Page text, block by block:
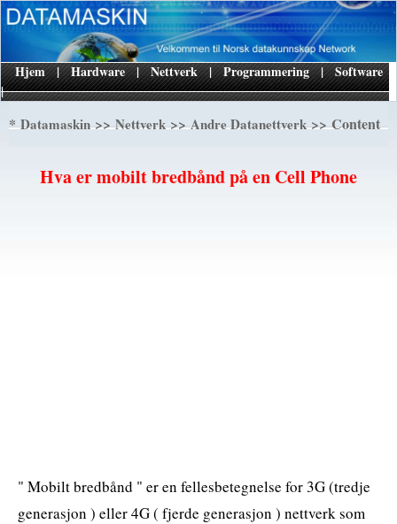
|
Hjem | Hardware | Nettverk | Programmering | Software
*Datamaskin>>Nettverk>>Andre Datanettverk>> Content
Hva er mobilt bredbånd på en Cell Phone
" Mobilt bredbånd " er en fellesbetegnelse for 3G (tredje
generasjon ) eller 4G ( fjerde generasjon ) nettverk som